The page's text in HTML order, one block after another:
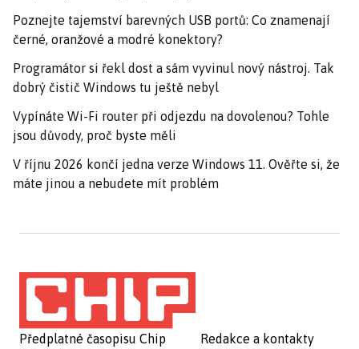
Poznejte tajemství barevných USB portů: Co znamenají
černé, oranžové a modré konektory?
Programátor si řekl dost a sám vyvinul nový nástroj. Tak
dobrý čistič Windows tu ještě nebyl
Vypínáte Wi-Fi router při odjezdu na dovolenou? Tohle
jsou důvody, proč byste měli
V říjnu 2026 končí jedna verze Windows 11. Ověřte si, že
máte jinou a nebudete mít problém
Předplatné časopisu Chip
Redakce a kontakty